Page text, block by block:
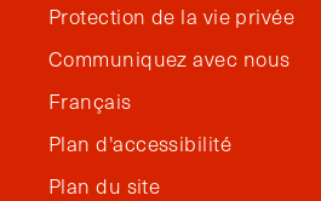
Protection de la vie privée
Communiquez avec nous
Français
Plan d'accessibilité
Plan du site